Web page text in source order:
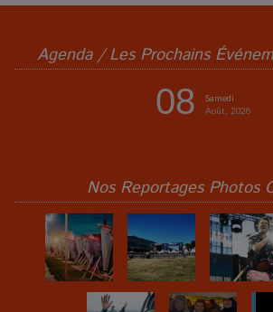
Agenda / Les Prochains
08
Samedi
Août, 2026
Nos Reportages Photos